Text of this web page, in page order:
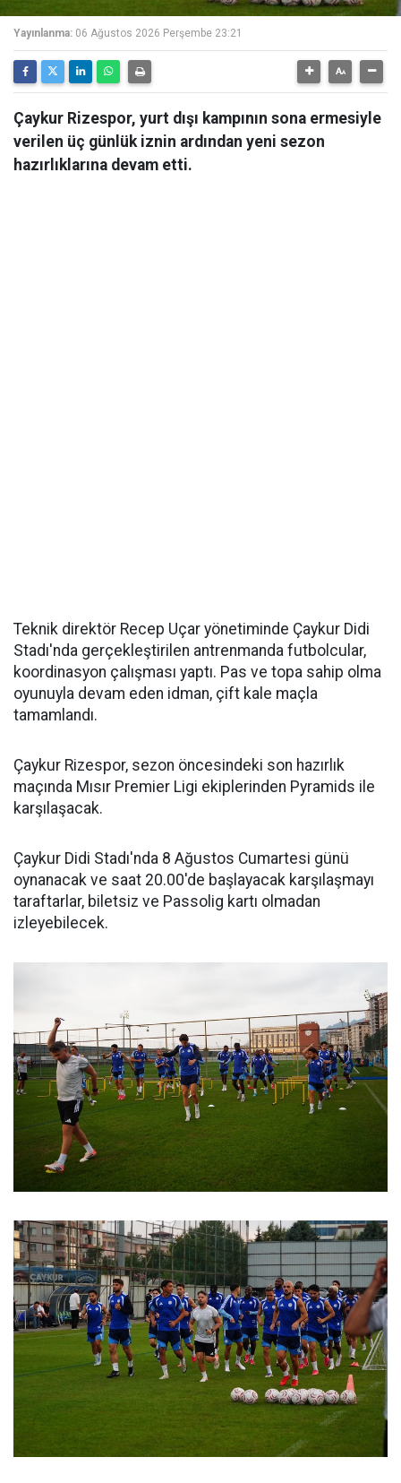
Yayınlanma: 06 Ağustos 2026 Perşembe 23:21
Çaykur Rizespor, yurt dışı kampının sona ermesiyle
verilen üç günlük iznin ardından yeni sezon
hazırlıklarına devam etti.
Teknik direktör Recep Uçar yönetiminde Çaykur Didi
Stadı'nda gerçekleştirilen antrenmanda futbolcular,
koordinasyon çalışması yaptı. Pas ve topa sahip olma
oyunuyla devam eden idman, çift kale maçla
tamamlandı.
Çaykur Rizespor, sezon öncesindeki son hazırlık
maçında Mısır Premier Ligi ekiplerinden Pyramids ile
karşılaşacak.
Çaykur Didi Stadı'nda 8 Ağustos Cumartesi günü
oynanacak ve saat 20.00'de başlayacak karşılaşmayı
taraftarlar, biletsiz ve Passolig kartı olmadan
izleyebilecek.